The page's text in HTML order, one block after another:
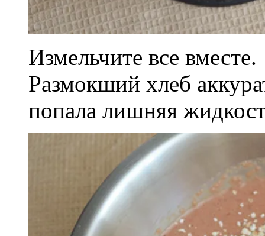
Измельчите все вместе.
Размокший хлеб
попала лишняя